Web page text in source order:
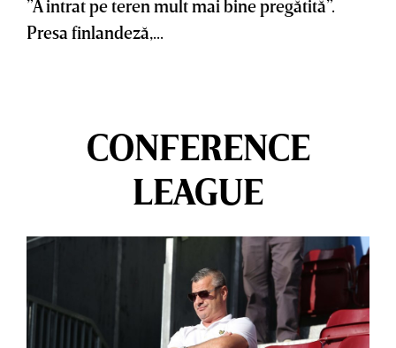
”A intrat pe teren mult mai bine pregătită”.
Presa finlandeză,...
CONFERENCE
LEAGUE